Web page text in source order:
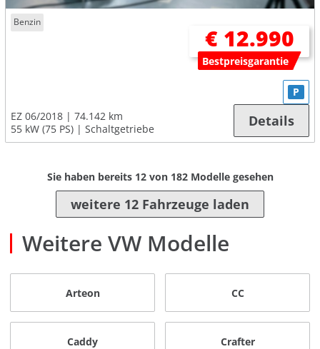
Benzin
€ 12.990
Bestpreisgarantie
EZ 06/2018
74.142 km
55 kW (75 PS)
Schaltgetriebe
P
Details
Sie haben bereits 12von 182Modelle gesehen
weitere 12 Fahrzeuge laden
Weitere VW Modelle
Arteon CC
Caddy Crafter